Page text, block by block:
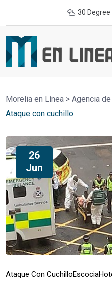
30 Degree
Morelia en Línea > Agencia
Ataque con cuchillo
26
Jun
Ataque Con CuchilloEscocia